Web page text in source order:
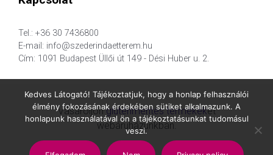
Tel.: +36 30 7436800
E-mail: info@szederindaetterem.hu
Cím: 1091 Budapest Üllői út 149 - Dési Huber u. 2.
Vásároljongluténmentes termékeket
webáruházunkban.
Kedves Látogató! Tájékoztatjuk, hogy a honlap felhasználói
élmény fokozásának érdekében sütiket alkalmazunk. A
honlapunk használatával ön a tájékoztatásunkat tudomásul
veszi.